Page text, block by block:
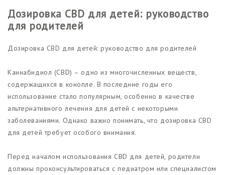
Дозировка CBD для детей: руководство
для родителей
Дозировка CBD для детей: руководство для родителей
Каннабидиол (CBD) – одно из многочисленных веществ,
содержащихся в конопле. В последние годы его
использование стало популярным, особенно в качестве
альтернативного лечения для детей с некоторыми
заболеваниями. Однако важно понимать, что дозировка CBD
для детей требует особого внимания.
Перед началом использования CBD для детей, родители
должны проконсультироваться с педиатром или специалистом